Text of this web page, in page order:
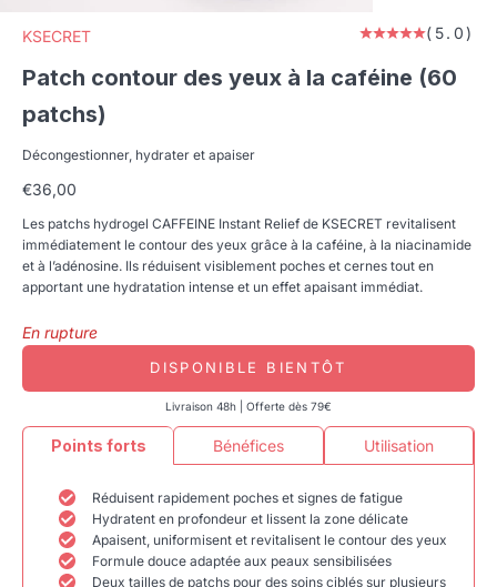
KSECRET (5.0)
Patch contour des yeux à la caféine (60
patchs)
Décongestionner, hydrater et apaiser
Prix de vente
€36,00
Les patchs hydrogel CAFFEINE Instant Relief de KSECRET revitalisent
immédiatement le contour des yeux grâce à la caféine, à la niacinamide
et à l’adénosine. Ils réduisent visiblement poches et cernes tout en
apportant une hydratation intense et un effet apaisant immédiat.
En rupture
DISPONIBLE BIENTÔT
Livraison 48h | Offerte dès 79€
Points forts Bénéfices Utilisation
Réduisent rapidement poches et signes de fatigue
Hydratent en profondeur et lissent la zone délicate
Apaisent, uniformisent et revitalisent le contour des yeux
Formule douce adaptée aux peaux sensibilisées
Deux tailles de patchs pour des soins ciblés sur plusieurs